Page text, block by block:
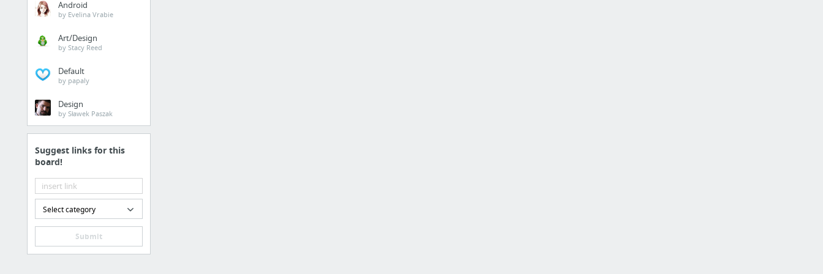
Android
by Evelina Vrabie
Art/Design
by Stacy Reed
Default
by papaly
Design
by Sławek Paszak
Suggest links for this
board!
Select category
Submit